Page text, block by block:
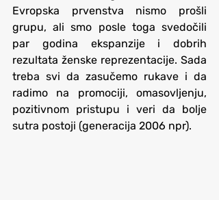
Evropska prvenstva nismo prošli
grupu, ali smo posle toga svedočili
par godina ekspanzije i dobrih
rezultata ženske reprezentacije. Sada
treba svi da zasučemo rukave i da
radimo na promociji, omasovljenju,
pozitivnom pristupu i veri da bolje
sutra postoji (generacija 2006 npr).